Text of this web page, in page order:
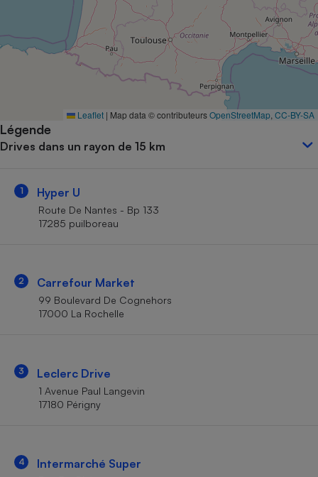
Leaflet | Map data © contributeursOpenStreetMap CC-BY-SA
Légende
Drives dans un rayon de 15 km
1 Hyper U
Route De Nantes - Bp 133
17285 puilboreau
2 Carrefour Market
99 Boulevard De Cognehors
17000 La Rochelle
3 Leclerc Drive
1 Avenue Paul Langevin
17180 Périgny
4 Intermarché Super
Complément
alimentaire
Assurance emprunteur
Petit électroménager -
Mutuelle